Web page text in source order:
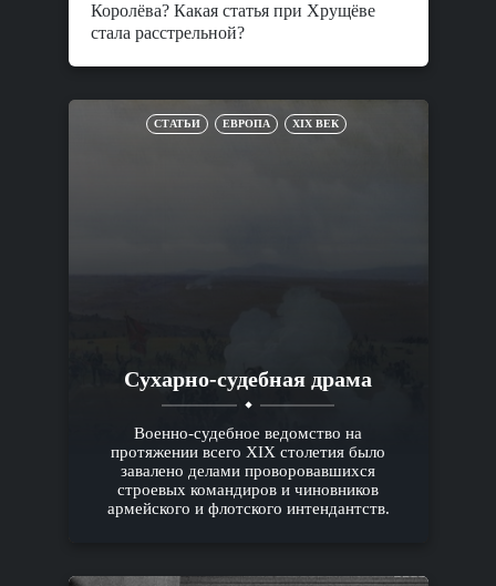
Королёва? Какая статья при Хрущёве
стала расстрельной?
СТАТЬИ ЕВРОПА XIX ВЕК
Сухарно-судебная драма
Военно-судебное ведомство на
протяжении всего XIX столетия было
завалено делами проворовавшихся
строевых командиров и чиновников
армейского и флотского интендантств.